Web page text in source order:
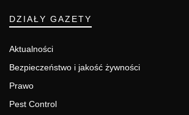
DZIAŁY GAZETY
Aktualności
Bezpieczeństwo i jakość żywności
Prawo
Pest Control